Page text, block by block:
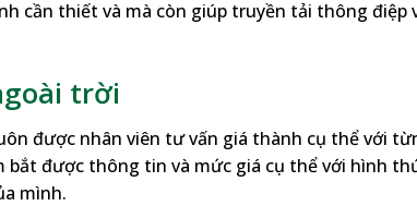
cần thiết và mà còn giúp truyền tải thông điệp
trời
được nhân viên tư vấn giá thành cụ thể với
bắt được thông tin và mức giá cụ thể với hình
mình.